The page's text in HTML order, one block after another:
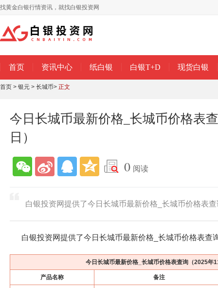
找黄金白银行情资讯，就找白银投资网
首页 资讯中心 纸白银 白银T+D 现货白银
首页 > 银元 > 长城币> 正文
今日长城币最新价格_长城币价格表
日）
0 阅读
白银投资网提供了今日长城币最新价格_长城币价格表
白银投资网提供了今日长城币最新价格_长城币价格表查
今日长城币最新价格_长城币价格表查询（2025年
产品名称 备注